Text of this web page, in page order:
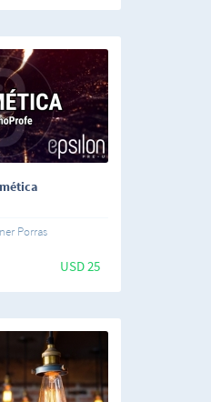
Porras
USD 25